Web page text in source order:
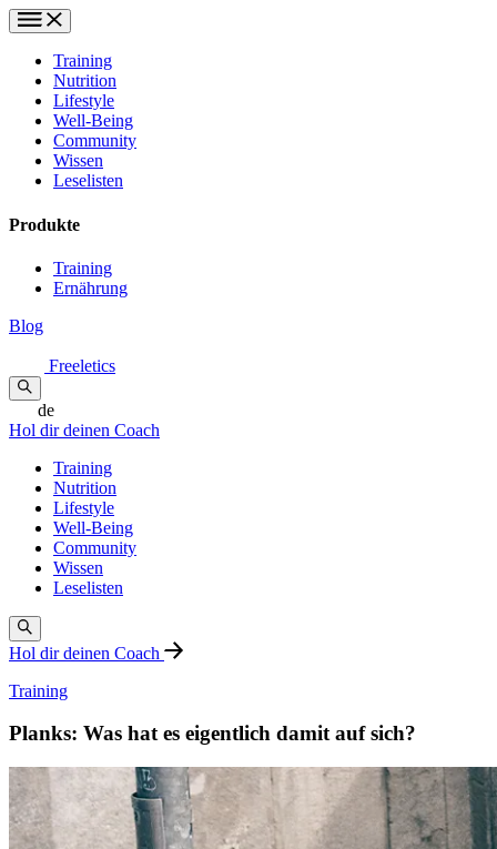
Training
Nutrition
Lifestyle
Well-Being
Community
Wissen
Leselisten
Produkte
Training
Ernährung
Blog
Freeletics
de
Hol dir deinen Coach
Training
Nutrition
Lifestyle
Well-Being
Community
Wissen
Leselisten
Hol dir deinen Coach
Training
Planks: Was hat es eigentlich damit auf sich?